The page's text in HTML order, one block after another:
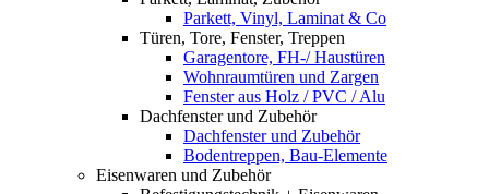
Parkett, Vinyl, Laminat & Co
Türen, Tore, Fenster, Treppen
Garagentore, FH-/ Haustüren
Wohnraumtüren und Zargen
Fenster aus Holz / PVC / Alu
Dachfenster und Zubehör
Dachfenster und Zubehör
Bodentreppen, Bau-Elemente
Eisenwaren und Zubehör